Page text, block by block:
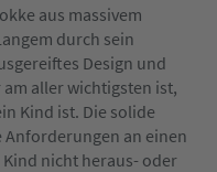
aus massivem
durch sein
Design und
aller wichtigsten ist,
Kind ist. Die solide
an einen
nicht heraus- oder